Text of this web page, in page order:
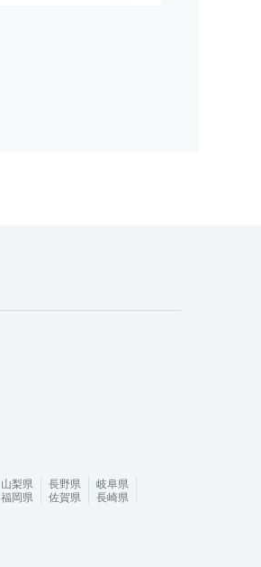
山梨県 長野県
岐阜県
福岡県 佐賀県
長崎県